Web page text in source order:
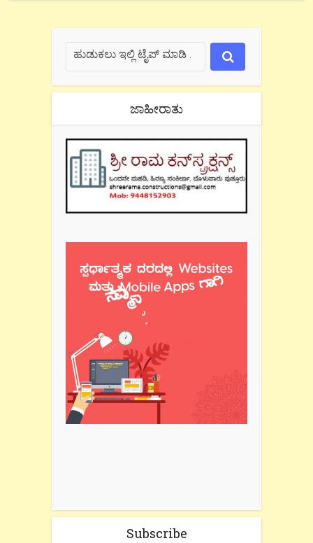
ಜಾಹೀರಾತು
Subscribe